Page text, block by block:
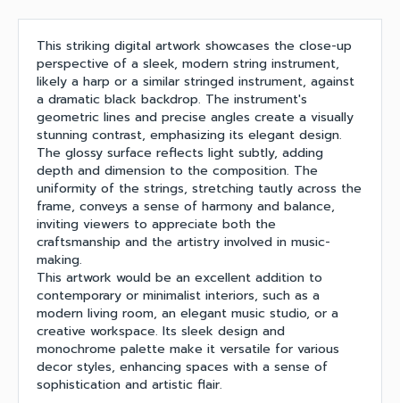
This striking digital artwork showcases the close-up
perspective of a sleek, modern string instrument,
likely a harp or a similar stringed instrument, against
a dramatic black backdrop. The instrument's
geometric lines and precise angles create a visually
stunning contrast, emphasizing its elegant design.
The glossy surface reflects light subtly, adding
depth and dimension to the composition. The
uniformity of the strings, stretching tautly across the
frame, conveys a sense of harmony and balance,
inviting viewers to appreciate both the
craftsmanship and the artistry involved in music-
making.
This artwork would be an excellent addition to
contemporary or minimalist interiors, such as a
modern living room, an elegant music studio, or a
creative workspace. Its sleek design and
monochrome palette make it versatile for various
decor styles, enhancing spaces with a sense of
sophistication and artistic flair.